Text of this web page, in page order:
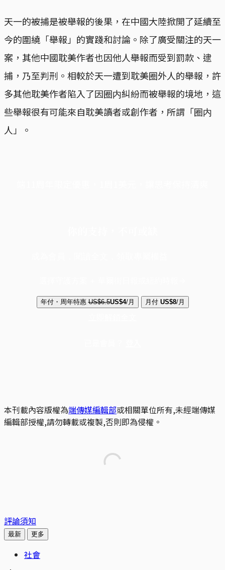
天一的被捕是被舉報的後果，在中國大陸掀開了延續至
今的圍繞「舉報」的實踐和討論。除了廣受關注的天一
案，其他中國耽美作者也因他人舉報而受到罰款、逮
捕，乃至判刑。相較於天一遭到耽美圈外人的舉報，許
多其他耽美作者陷入了因圈内糾紛而被舉報的境地，這
些舉報很有可能來自耽美讀者或創作者，所謂「圈内
人」。
年付・周年特惠 US$6.5US$4/月 月付 US$8/月
本刊載內容版權為端傳媒編輯部或相關單位所有,未經端傳媒
編輯部授權,請勿轉載或複製,否則即為侵權。
評論須知
最新 更多
社會